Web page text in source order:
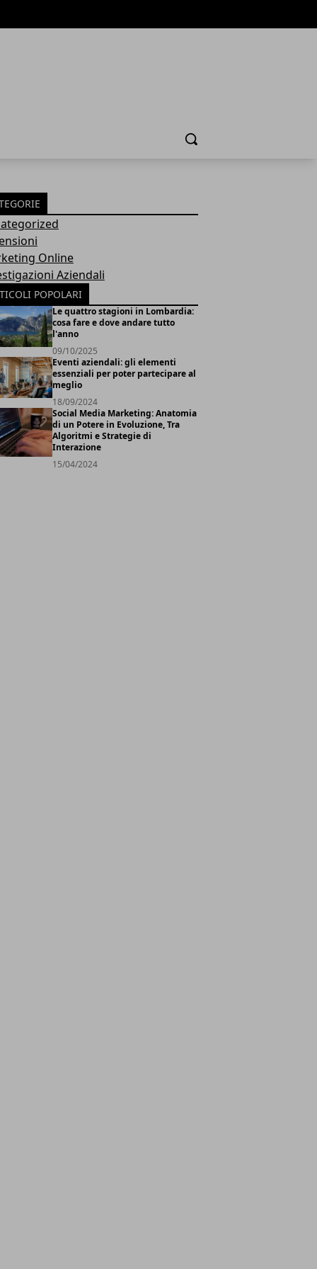
Cerca
Online
Aziendali
POPOLARI
Le quattro stagioni in Lombardia:
cosa fare e dove andare tutto
l'anno
09/10/2025
Eventi aziendali: gli elementi
essenziali per poter partecipare al
meglio
18/09/2024
Social Media Marketing: Anatomia
di un Potere in Evoluzione, Tra
Algoritmi e Strategie di
Interazione
15/04/2024